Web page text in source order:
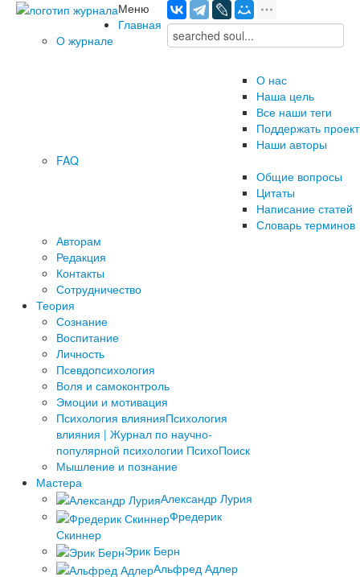
Меню
Главная
О журнале
О нас
Наша цель
Все наши теги
Поддержать проект
Наши авторы
FAQ
Общие вопросы
Цитаты
Написание статей
Словарь терминов
Авторам
Редакция
­Контакты
Сотрудничество
Теория
Сознание
Воспитание
Личность
Псевдопсихология
Воля и самоконтроль
Эмоции и мотивация
Психология влиянияПсихология
влияния | Журнал по научно-
популярной психологии ПсихоПоиск
Мышление и познание
Мастера
Александр Лурия
Фредерик
Скиннер
Эрик Берн
Альфред Адлер